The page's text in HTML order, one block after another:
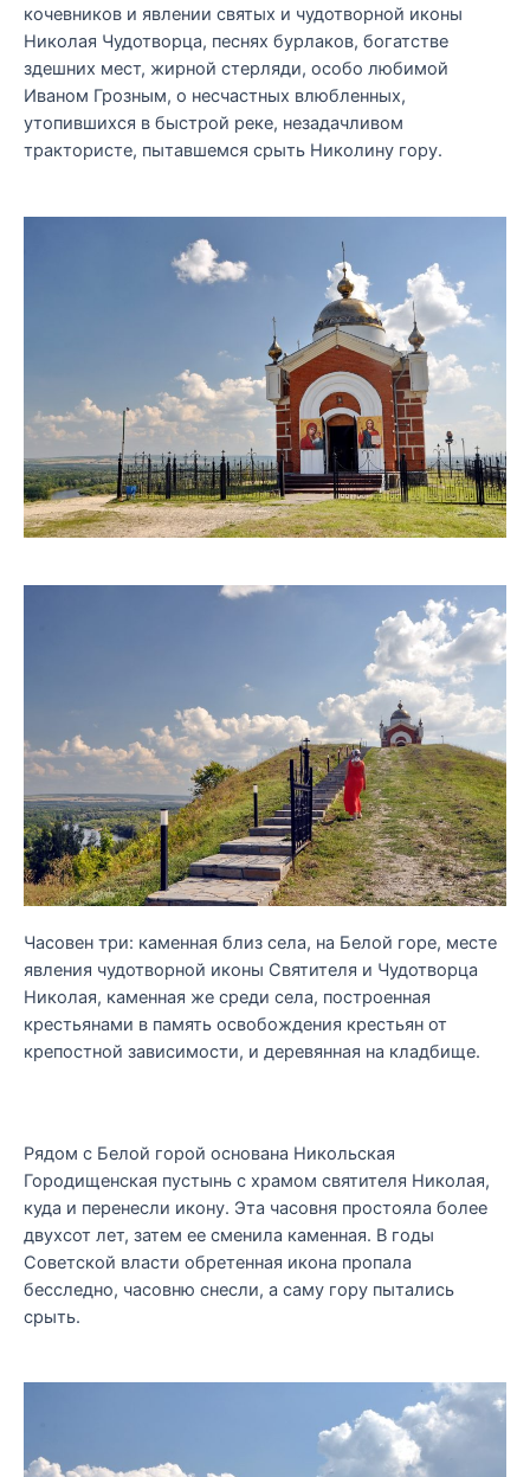
кочевников и явлении святых и чудотворной иконы
Николая Чудотворца, песнях бурлаков, богатстве
здешних мест, жирной стерляди, особо любимой
Иваном Грозным, о несчастных влюбленных,
утопившихся в быстрой реке, незадачливом
трактористе, пытавшемся срыть Николину гору.
Часовен три: каменная близ села, на Белой горе, месте
явления чудотворной иконы Святителя и Чудотворца
Николая, каменная же среди села, построенная
крестьянами в память освобождения крестьян от
крепостной зависимости, и деревянная на кладбище.
Рядом с Белой горой основана Никольская
Городищенская пустынь с храмом святителя Николая,
куда и перенесли икону. Эта часовня простояла более
двухсот лет, затем ее сменила каменная. В годы
Советской власти обретенная икона пропала
бесследно, часовню снесли, а саму гору пытались
срыть.